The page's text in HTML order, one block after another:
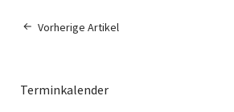
Vorherige Artikel
Terminkalender